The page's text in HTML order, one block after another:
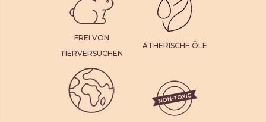
FREI VON
TIERVERSUCHEN
ÄTHERISCHE ÖLE